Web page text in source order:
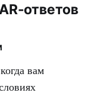
ответов
вам